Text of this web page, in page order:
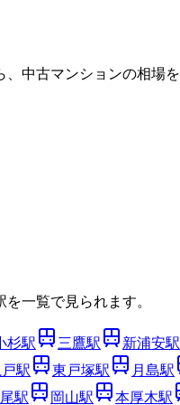
、中古マンションの相場を
一覧で見られます。
杉駅 三鷹駅 新浦安駅
駅 東戸塚駅 月島駅
駅 岡山駅 本厚木駅